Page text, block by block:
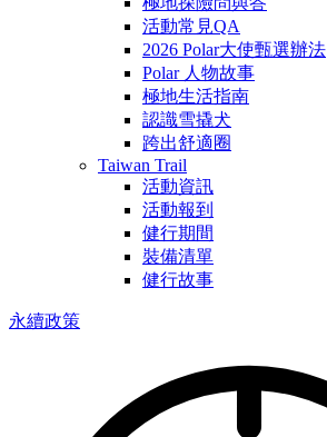
活動常見QA
2026 Polar大使甄選辦法
Polar 人物故事
極地生活指南
認識雪撬犬
跨出舒適圈
Taiwan Trail
活動資訊
活動報到
健行期間
裝備清單
健行故事
永續政策